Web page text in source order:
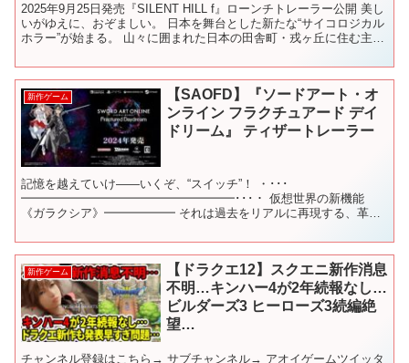
2025年9月25日発売『SILENT HILL f』ローンチトレーラー公開 美し
いがゆえに、おぞましい。 日本を舞台とした新たな“サイコロジカル
ホラー”が始まる。 山々に囲まれた日本の田舎町・戎ヶ丘に住む主人
新作ゲーム
【SAOFD】『ソードアート・オ
ンライン フラクチュアード デイ
ドリーム』 ティザートレーラー
記憶を越えていけ――いくぞ、“スイッチ”！ ・･･･
━━━━━━━━━━━━━━━━━━･･･・ 仮想世界の新機能
《ガラクシア》━━━━━━ それは過去をリアルに再現する、革新
せ、...
新作ゲーム
【ドラクエ12】スクエニ新作消息
不明…キンハー4が2年続報なし…
ビルダーズ3 ヒーローズ3続編絶
望…
チャンネル登録はこちら→ サブチャンネル→ アオイゲームツイッタ